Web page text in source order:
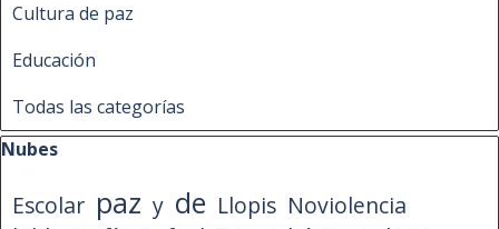
Cultura de paz
Educación
Todas las categorías
Saltar el bloque Nubes
Nubes
Escolar paz y de Llopis Noviolencia